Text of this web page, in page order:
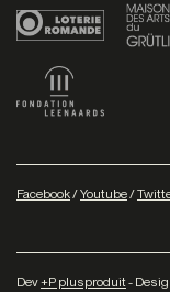
Facebook/Youtube/
Dev+P plusproduit-